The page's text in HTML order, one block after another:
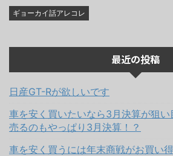
ギョーカイ話アレコレ
最近の投稿
日産GT-Rが欲しいです
車を安く買いたいなら3月決算が狙い
売るのもやっぱり3月決算！？
車を安く買うには年末商戦がお買い